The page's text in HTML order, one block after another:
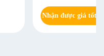
Nhận được giá tốt